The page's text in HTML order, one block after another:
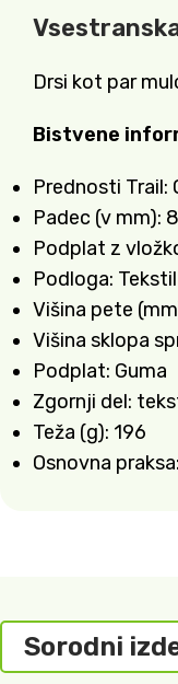
Drsi kot par
Bistvene
Prednosti Trail:
Padec (v mm): 8
Podplat z
Podloga: Tekstil
Višina pete
Višina sklopa
Podplat: Guma
Zgornji del:
Teža (g): 196
Osnovna
Sorodni